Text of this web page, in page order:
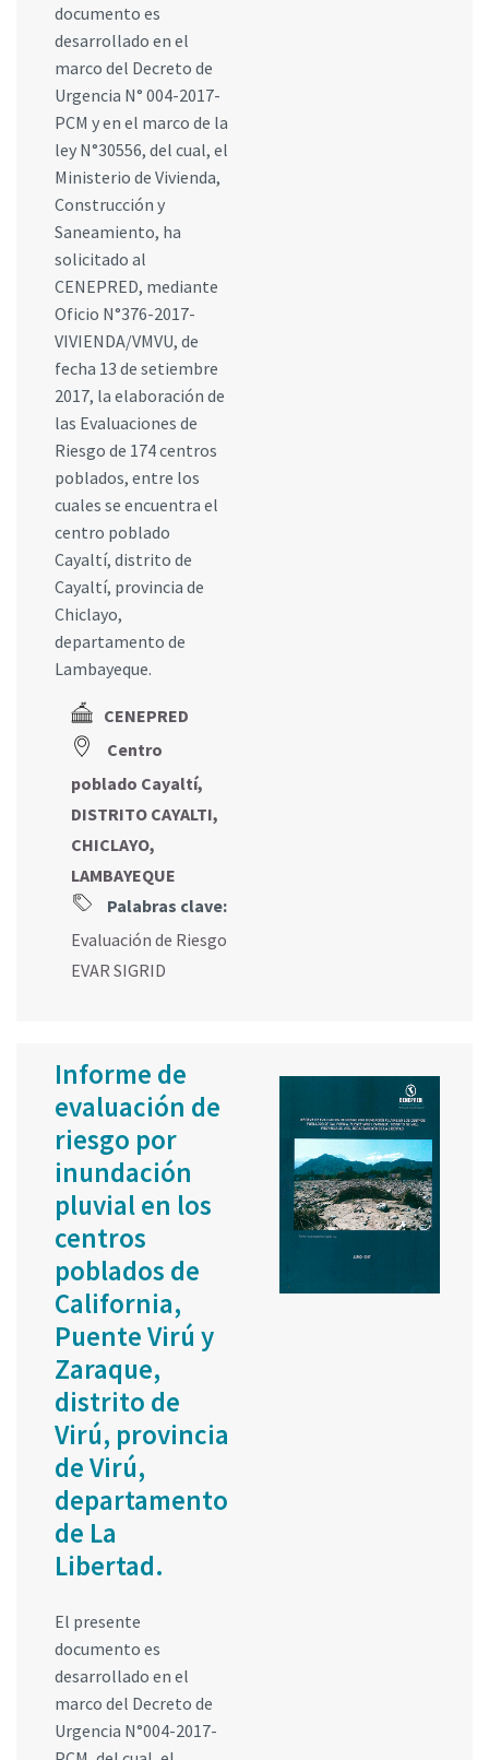
documento es
desarrollado en el
marco del Decreto de
Urgencia N° 004-2017-
PCM y en el marco de la
ley N°30556, del cual, el
Ministerio de Vivienda,
Construcción y
Saneamiento, ha
solicitado al
CENEPRED, mediante
Oficio N°376-2017-
VIVIENDA/VMVU, de
fecha 13 de setiembre
2017, la elaboración de
las Evaluaciones de
Riesgo de 174 centros
poblados, entre los
cuales se encuentra el
centro poblado
Cayaltí, distrito de
Cayaltí, provincia de
Chiclayo,
departamento de
Lambayeque.
CENEPRED
Centro
poblado Cayaltí,
DISTRITO CAYALTI,
CHICLAYO,
LAMBAYEQUE
Palabras clave:
Evaluación de Riesgo
EVAR SIGRID
Informe de
evaluación de
riesgo por
inundación
pluvial en los
centros
poblados de
California,
Puente Virú y
Zaraque,
distrito de
Virú, provincia
de Virú,
departamento
de La
Libertad.
El presente
documento es
desarrollado en el
marco del Decreto de
Urgencia N°004-2017-